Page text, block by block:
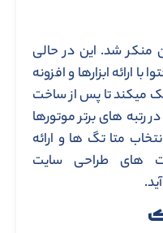
منکر شد. این در حالی
ارائه ابزارها و افزونه
میکند تا پس از ساخت
های برتر موتورها
متا تگ ها و ارائه
های طراحی سایت